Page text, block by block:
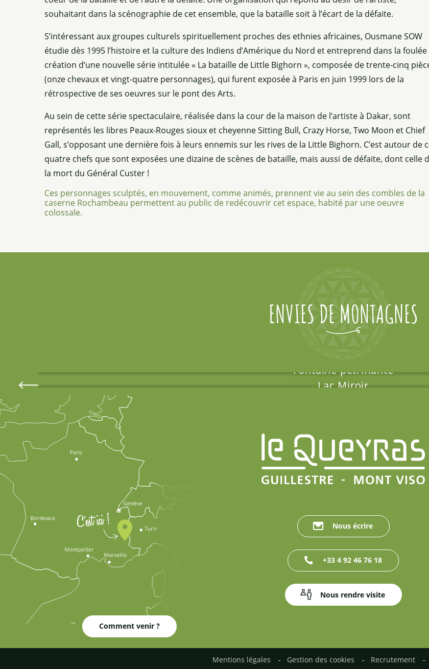
souhaitant dans la scénographie de cet ensemble, que la bataille soit à l’écart de la défaite.
S’intéressant aux groupes culturels spirituellement proches des ethnies africaines, Ousmane SOW
étudie dès 1995 l’histoire et la culture des Indiens d’Amérique du Nord et entreprend dans la foulée
création d’une nouvelle série intitulée « La bataille de Little Bighorn », composée de trente-cinq
(onze chevaux et vingt-quatre personnages), qui furent exposée à Paris en juin 1999 lors de la
rétrospective de ses oeuvres sur le pont des Arts.
Au sein de cette série spectaculaire, réalisée dans la cour de la maison de l’artiste à Dakar, sont
représentés les libres Peaux-Rouges sioux et cheyenne Sitting Bull, Crazy Horse, Two Moon et Chief
Gall, s’opposant une dernière fois à leurs ennemis sur les rives de la Little Bighorn. C’est autour de
quatre chefs que sont exposées une dizaine de scènes de bataille, mais aussi de défaite, dont celle
la mort du Général Custer !
Ces personnages sculptés, en mouvement, comme animés, prennent vie au sein des combles de la
caserne Rochambeau permettent au public de redécouvrir cet espace, habité par une oeuvre
colossale.
ENVIES DE MONTAGNES
Fontaine pétrifiante
Lac Miroir
Comment venir ?
Nous écrire
+33 4 92 46 76 18
Nous rendre visite
Mentions légales Gestion des cookies Recrutement